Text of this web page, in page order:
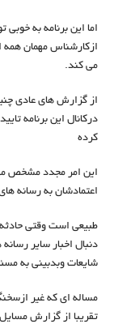
اما این برنامه به
می کند.
از گزارش های عادی
درکانال این برنامه
کرده
این امر مجدد مشخص
اعتمادشان به رسانه
طبیعی است وقتی حادثه
دنبال اخبار سایر
شایعات وبدبینی به
مساله ای که غیر
تقریبا از گزارش